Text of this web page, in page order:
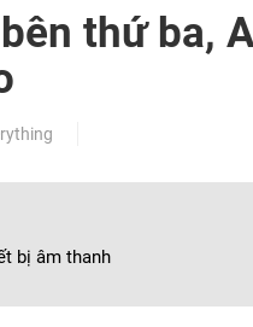
thứ ba,
bị âm thanh